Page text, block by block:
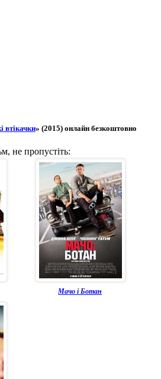
втікачки» (2015) онлайн безкоштовно
не пропустіть:
Мачо і Ботан